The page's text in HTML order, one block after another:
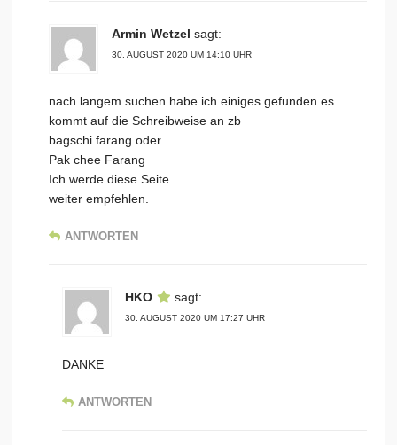
Armin Wetzel sagt:
30. AUGUST 2020 UM 14:10 UHR
nach langem suchen habe ich einiges gefunden es
kommt auf die Schreibweise an zb
bagschi farang oder
Pak chee Farang
Ich werde diese Seite
weiter empfehlen.
ANTWORTEN
HKO sagt:
30. AUGUST 2020 UM 17:27 UHR
DANKE
ANTWORTEN